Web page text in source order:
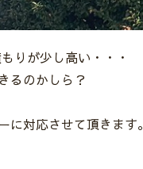
りが少し高い・・・
るのかしら？
対応させて頂きます。